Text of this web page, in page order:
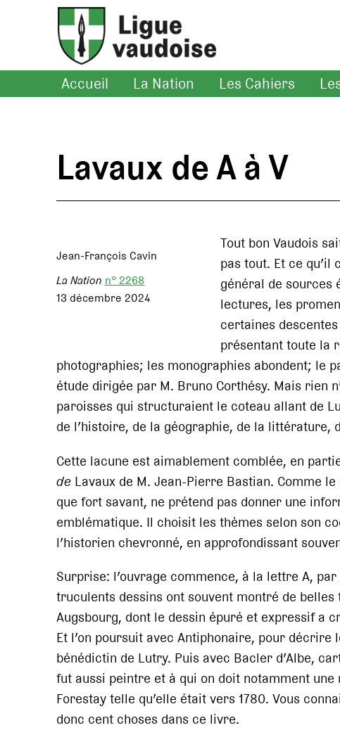
Accueil La Nation Les Cahiers
Lavaux de A à V
Jean-François Cavin
La Nation n° 2268
13 décembre 2024
Tout bon Vaudois
pas tout. Et ce
général de sources
lectures, les
certaines
présentant toute la
photographies; les monographies abondent; le
étude dirigée par M. Bruno Corthésy. Mais rien
paroisses qui structuraient le coteau allant de
de l’histoire, de la géographie, de la littérature,
Cette lacune est aimablement comblée, en
de Lavaux de M. Jean-Pierre Bastian. Comme
que fort savant, ne prétend pas donner une
emblématique. Il choisit les thèmes selon son
l’historien chevronné, en approfondissant
Surprise: l’ouvrage commence, à la lettre A,
truculents dessins ont souvent montré de belles
Augsbourg, dont le dessin épuré et expressif a
Et l’on poursuit avec Antiphonaire, pour
bénédictin de Lutry. Puis avec Bacler d’Albe,
fut aussi peintre et à qui on doit notamment
Forestay telle qu’elle était vers 1780. Vous
donc cent choses dans ce livre.